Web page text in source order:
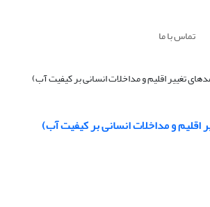
تماس با ما
تغییر اقلیم و مداخلات انسانی بر کیفیت آب)
و مداخلات انسانی بر کیفیت آب)